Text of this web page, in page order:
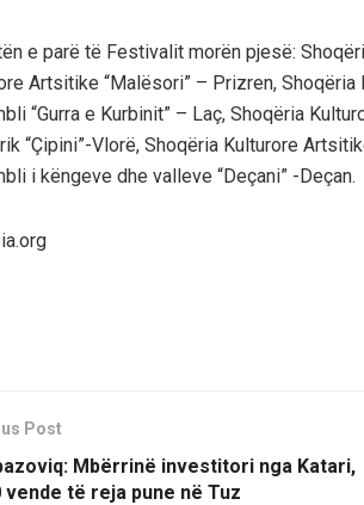
e parë të Festivalit morën pjesë:
Artsitike “Malësori” – Prizren,
“Gurra e Kurbinit” – Laç, Shoqëria
“Çipini”-Vlorë, Shoqëria Kulturore
i këngeve dhe valleve “Deçani” -Deçan.
Post
Mbërrinë investitori nga Katari,
vende të reja pune në Tuz